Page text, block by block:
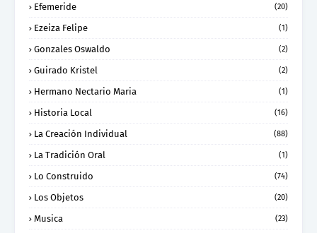
Efemeride (20)
Ezeiza Felipe (1)
Gonzales Oswaldo (2)
Guirado Kristel (2)
Hermano Nectario Maria (1)
Historia Local (16)
La Creación Individual (88)
La Tradición Oral (1)
Lo Construido (74)
Los Objetos (20)
Musica (23)